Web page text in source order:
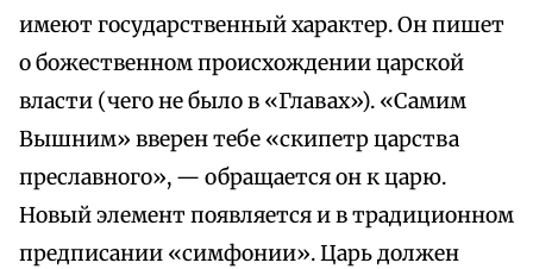
имеют государственный характер. Он пишет
о божественном происхождении царской
власти (чего не было в «Главах»). «Самим
Вышним» вверен тебе «скипетр царства
преславного», — обращается он к царю.
Новый элемент появляется и в традиционном
предписании «симфонии». Царь должен